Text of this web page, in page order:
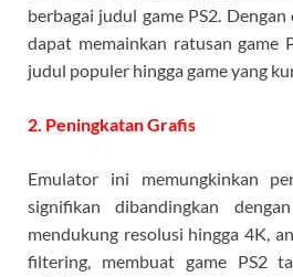
berbagai judul game PS2.
dapat memainkan ratusan game
judul populer hingga game yang
2. Peningkatan Grafis
Emulator ini memungkinkan
signifikan dibandingkan
mendukung resolusi hingga 4K,
filtering, membuat game PS2